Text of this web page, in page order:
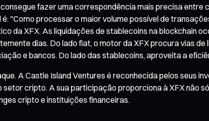
fazer uma correspondência mais precisa
"Como processar o maior volume possível de
da XFX. As liquidações de stablecoins na blockchain
dias. Do lado fiat, o motor da XFX procura vias
e bancos. Do lado das stablecoins, aproveita a
A Castle Island Ventures é reconhecida pelos seus
cripto. A sua participação proporciona à XFX não
cripto e instituições financeiras.